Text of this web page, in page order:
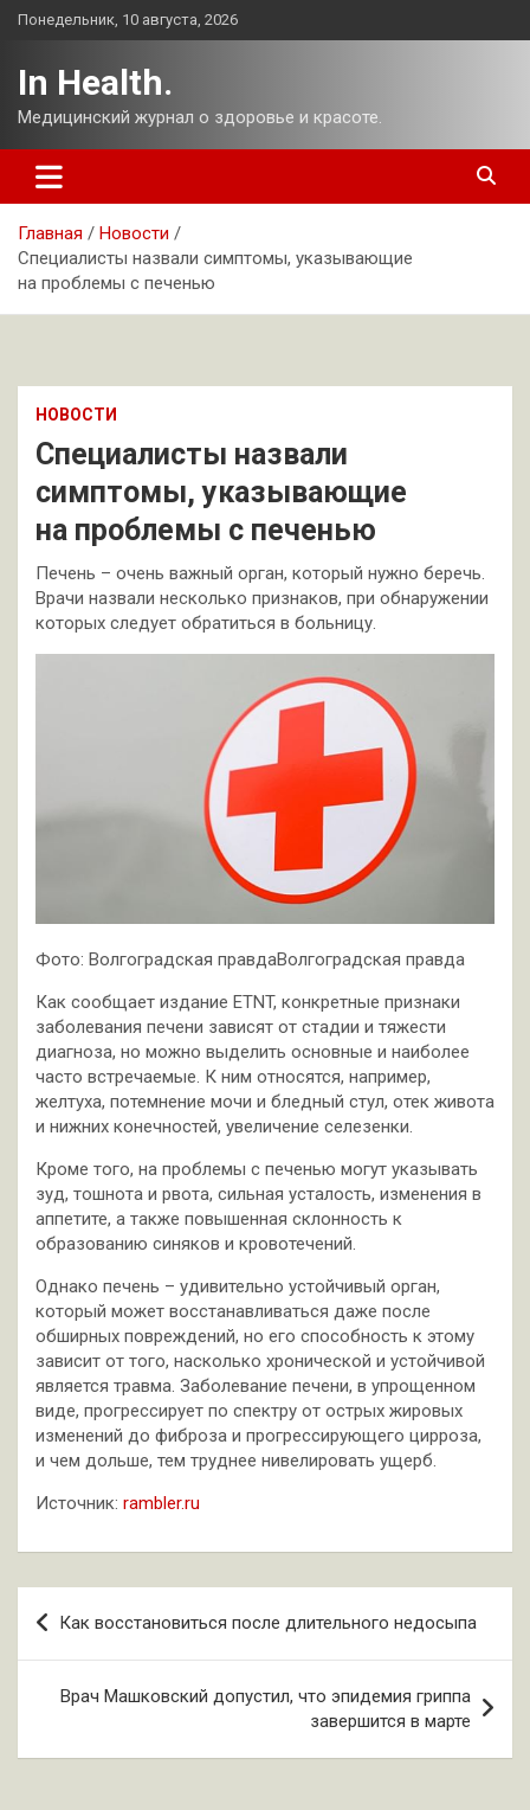
Перейти
Понедельник, 10 августа, 2026
In Health.
Медицинский журнал о здоровье и красоте.
Главная
Новости
Специалисты назвали симптомы, указывающие
на проблемы с печенью
НОВОСТИ
Специалисты назвали
симптомы, указывающие
на проблемы с печенью
Печень – очень важный орган, который нужно беречь.
Врачи назвали несколько признаков, при обнаружении
которых следует обратиться в больницу.
Фото: Волгоградская правдаВолгоградская правда
Как сообщает издание ETNT, конкретные признаки
заболевания печени зависят от стадии и тяжести
диагноза, но можно выделить основные и наиболее
часто встречаемые. К ним относятся, например,
желтуха, потемнение мочи и бледный стул, отек живота
и нижних конечностей, увеличение селезенки.
Кроме того, на проблемы с печенью могут указывать
зуд, тошнота и рвота, сильная усталость, изменения в
аппетите, а также повышенная склонность к
образованию синяков и кровотечений.
Однако печень – удивительно устойчивый орган,
который может восстанавливаться даже после
обширных повреждений, но его способность к этому
зависит от того, насколько хронической и устойчивой
является травма. Заболевание печени, в упрощенном
виде, прогрессирует по спектру от острых жировых
изменений до фиброза и прогрессирующего цирроза,
и чем дольше, тем труднее нивелировать ущерб.
Источник: rambler.ru
Навигация
по
записям
Как восстановиться после длительного недосыпа
Врач Машковский допустил, что эпидемия гриппа
завершится в марте